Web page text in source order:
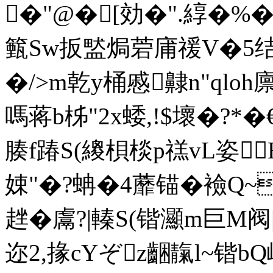
�"@� [効�".綧
籈Sw扳盢焗菪庯禐V�5
�/>m乾y桶慼齂n"qloh
嗎蒋b柹"2x蜲,!$壞
腠f踳S(繌梖棪p禚vL姿
娕"�?蚺�4蘼锚�襝
趖�鬳?|轃S(锴灦m巨M
迩2,掾cYぞz齫靝l~锴bQ